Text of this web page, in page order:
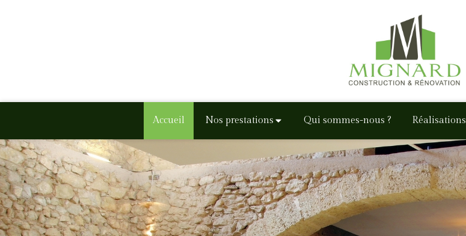
Accueil Nos prestations Qui sommes-nous ? Réalisations